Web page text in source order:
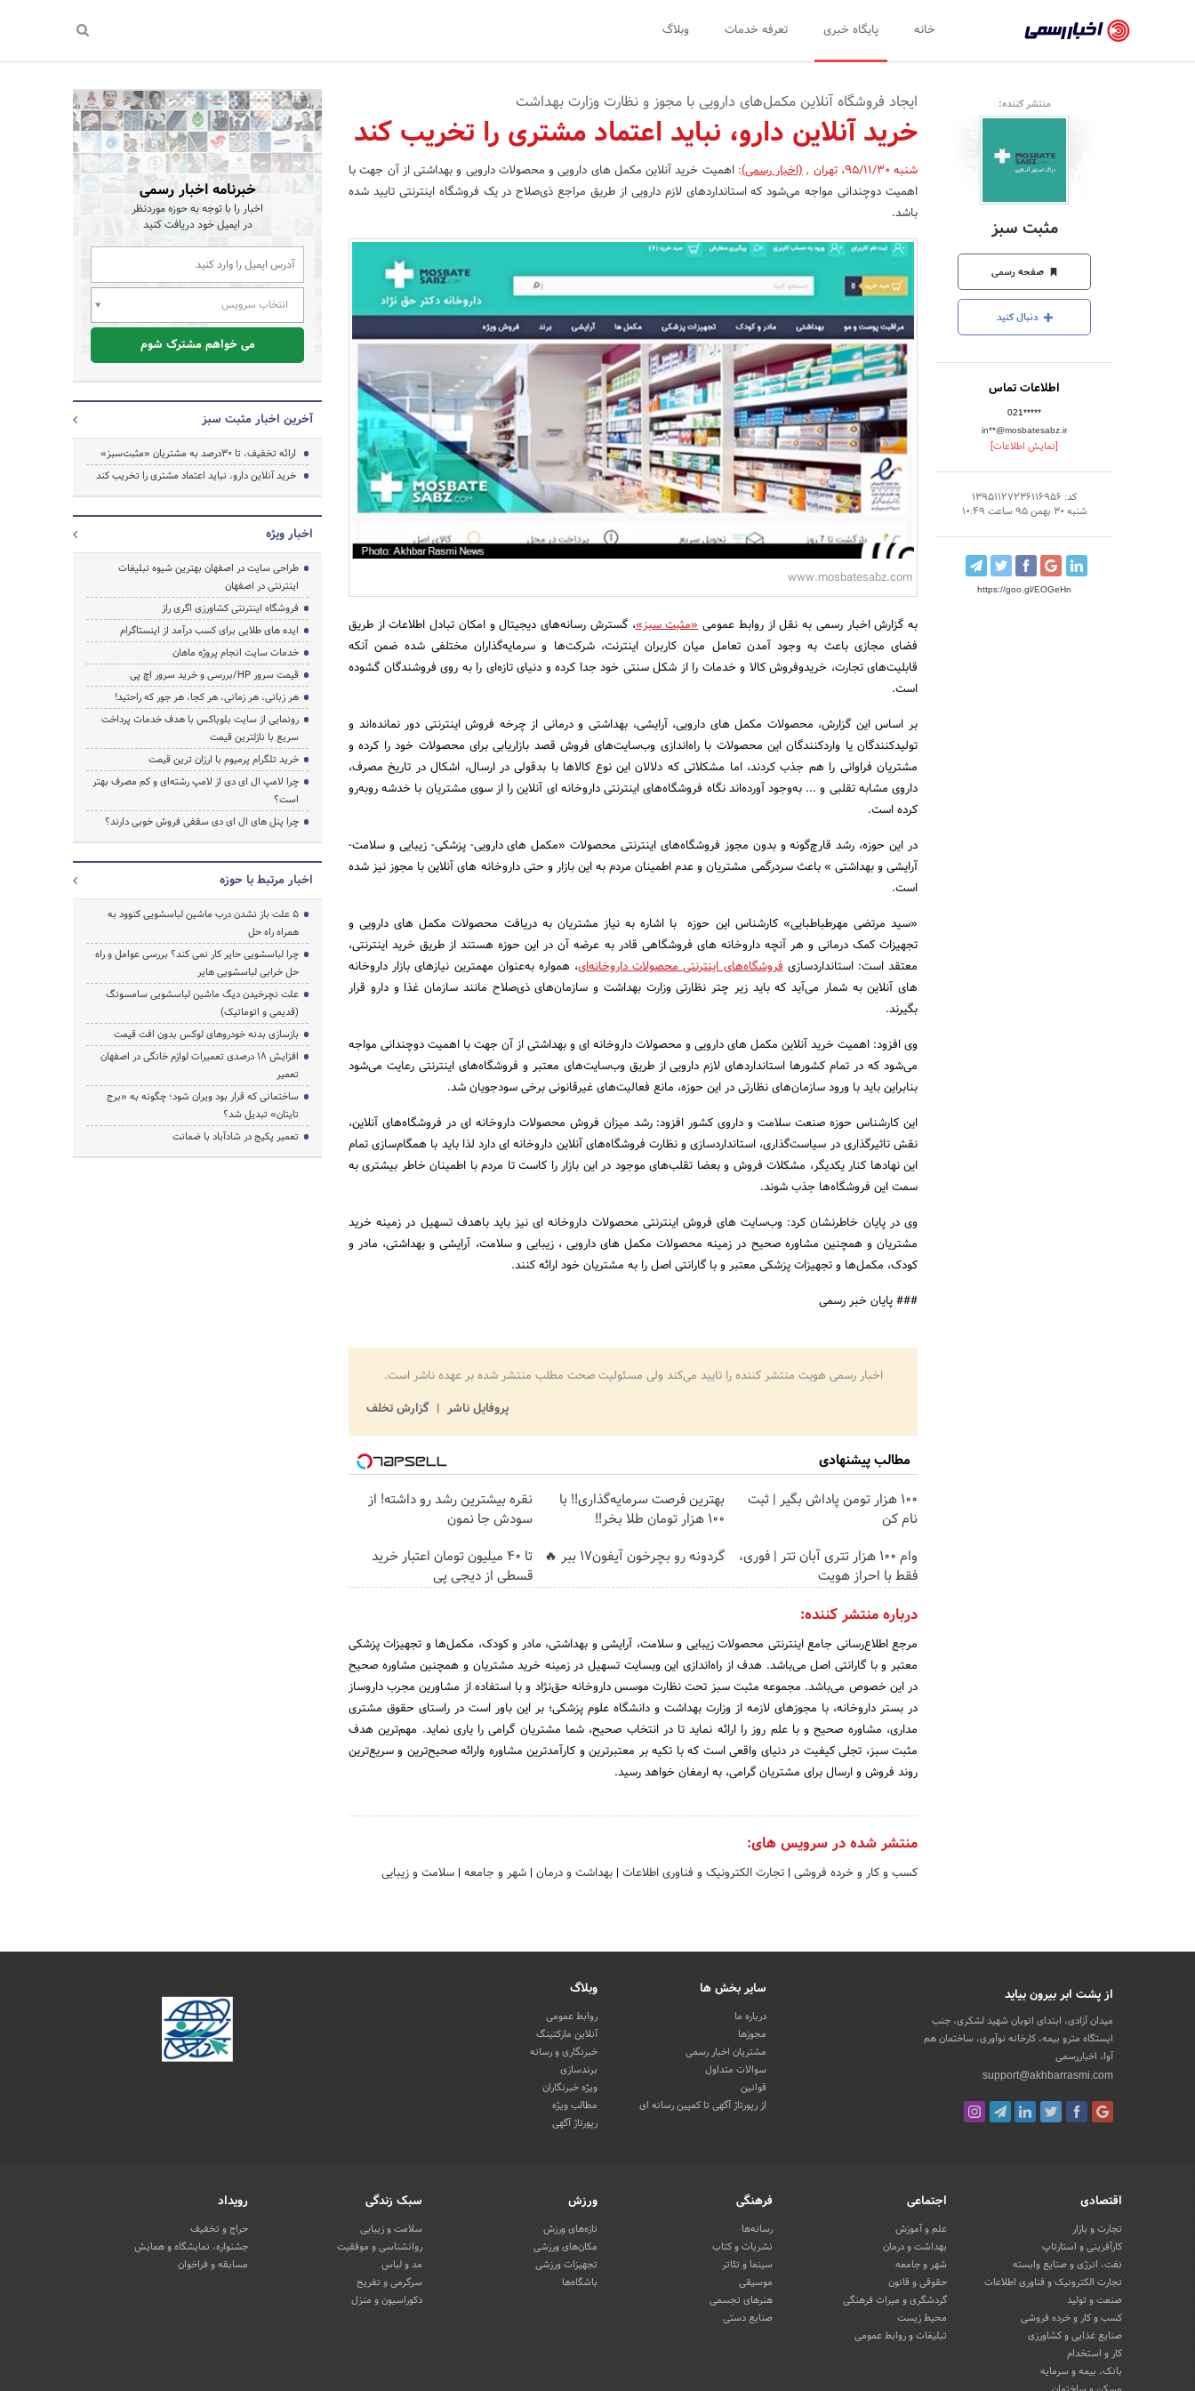
رسمی
-
اخبار
تایید
شده
شرکت‌ها،
سازمان‌ها
و
روابط
عمومی‌ها
خانه پایگاه خبری تعرفه خدمات وبلاگ
منتشر کننده:
مثبت سبز
صفحه رسمی
دنبال کنید
اطلاعات تماس
021*****
in**@mosbatesabz.ir
[نمایش اطلاعات]
کد: 13951127236116956
شنبه 30 بهمن 95 ساعت 10:49
https://goo.gl/EOGeHn
ایجاد فروشگاه‌ آنلاین مکمل‌های دارویی با مجوز و نظارت وزارت بهداشت
خرید آنلاین دارو، نباید اعتماد مشتری را تخریب کند
شنبه 95/11/30 ،تهران ,(اخبار رسمی):اهمیت خرید آنلاین مکمل های دارویی و محصولات دارویی و بهداشتی از آن جهت با
اهمیت دوچندانی مواجه می‌شود که استانداردهای لازم دارویی از طریق مراجع ذی‌صلاح در یک فروشگاه اینترنتی تایید شده
باشد.
www.mosbatesabz.com
به گزارش اخبار رسمی به نقل از روابط عمومی«مثبت سبز»، گسترش رسانه‌های دیجیتال و امکان تبادل اطلاعات از طریق
فضای مجازی باعث به وجود آمدن تعامل میان کاربران اینترنت، شرکت‌ها و سرمایه‌گذاران مختلفی شده ضمن آنکه
قابلیت‌های تجارت، خریدوفروش کالا و خدمات را از شکل سنتی خود جدا کرده و دنیای تازه‌ای را به روی فروشندگان گشوده
است.
بر اساس این گزارش، محصولات مکمل های دارویی، آرایشی، بهداشتی و درمانی از چرخه فروش اینترنتی دور نمانده‌اند و
تولیدکنندگان یا واردکنندگان این محصولات با راه‌اندازی وب‌سایت‌های فروش قصد بازاریابی برای محصولات خود را کرده و
مشتریان فراوانی را هم جذب کردند، اما مشکلاتی که دلالان این نوع کالاها با بدقولی‌‌ در ارسال، اشکال در تاریخ مصرف،
داروی مشابه تقلبی و ... به‌وجود آورده‌اند نگاه فروشگاه‌های اینترنتی داروخانه ای آنلاین را از سوی مشتریان با خدشه روبه‌رو
کرده است.
در این حوزه، رشد قارچ‌گونه و بدون مجوز فروشگاه‌های اینترنتی محصولات «مکمل های دارویی- پزشکی- زیبایی و سلامت-
آرایشی و بهداشتی » باعث سردرگمی مشتریان و عدم اطمینان مردم به این بازار و حتی داروخانه های آنلاین با مجوز نیز شده
است.
«سید مرتضی مهرطباطبایی» کارشناس این حوزه با اشاره به نیاز مشتریان به دریافت محصولات مکمل های دارویی و
تجهیزات کمک درمانی و هر آنچه داروخانه های فروشگاهی قادر به عرضه آن در این حوزه هستند از طریق خرید اینترنتی،
معتقد است: استانداردسازیفروشگاه‌های اینترنتی محصولات داروخانه‌ای، همواره به‌عنوان مهمترین نیازهای بازار داروخانه
های آنلاین به ‌شمار می‌آید که باید زیر چتر نظارتی وزارت بهداشت و سازمان‌های ذی‌صلاح مانند سازمان غذا و دارو قرار
بگیرند.
وی افزود: اهمیت خرید آنلاین مکمل های دارویی و محصولات داروخانه ای و بهداشتی از آن جهت با اهمیت دوچندانی مواجه
می‌شود که در تمام کشورها استانداردهای لازم دارویی از طریق وب‌سایت‌های معتبر و فروشگاه‌های اینترنتی رعایت می‌شود
بنابراین باید با ورود سازمان‌های نظارتی در این حوزه، مانع فعالیت‌های غیرقانونی برخی سودجویان شد.
این کارشناس حوزه صنعت سلامت و داروی کشور افزود: رشد میزان فروش محصولات داروخانه ای در فروشگاه‌های آنلاین،
نقش تاثیرگذاری در سیاست‌گذاری، استانداردسازی و نظارت فروشگاه‌های آنلاین داروخانه ای دارد لذا باید با همگام‌سازی تمام
این نهادها کنار یکدیگر، مشکلات فروش و بعضا تقلب‌های موجود در این بازار را کاست تا مردم با اطمینان خاطر بیشتری به
سمت این فروشگاه‌ها جذب شوند.
وی در پایان خاطرنشان کرد: وب‌سایت های فروش اینترنتی محصولات داروخانه ای نیز باید باهدف تسهیل در زمینه خرید
مشتریان و همچنین مشاوره صحیح در زمینه محصولات مکمل های دارویی ، زیبایی و سلامت، آرایشی و بهداشتی، مادر و
کودک، مکمل‌ها و تجهیزات پزشکی معتبر و با گارانتی اصل را به مشتریان خود ارائه کنند.
### پایان خبر رسمی
اخبار رسمی هویت منتشر کننده را تایید می‌کند ولی مسئولیت صحت مطلب منتشر شده بر عهده ناشر است.
پروفایل ناشر
گزارش تخلف
مطالب پیشنهادی
100 هزار تومن پاداش بگیر | ثبت
نام کن
بهترین فرصت سرمایه‌گذاری‼️ با
100 هزار تومان طلا بخر‼️
نقره بیشترین رشد رو داشته! از
سودش جا نمون
وام 100 هزار تتری آبان تتر | فوری،
فقط با احراز هویت
گردونه رو بچرخون آیفون17 ببر 🔥
تا ۴۰ میلیون تومان اعتبار خرید
قسطی از دیجی پی
درباره منتشر کننده:
مرجع اطلاع‌رسانی جامع اینترنتی محصولات زیبایی و سلامت، آرایشی و بهداشتی، مادر و کودک، مکمل‌ها و تجهیزات پزشکی
معتبر و با گارانتی اصل می‌باشد. هدف از راه‌اندازی این وبسایت تسهیل در زمینه خرید مشتریان و همچنین مشاوره صحیح
در این خصوص می‌باشد. مجموعه مثبت سبز تحت نظارت موسس داروخانه حق‌نژاد و با استفاده از مشاورین مجرب داروساز
در بستر داروخانه، با مجوزهای لازمه از وزارت بهداشت و دانشگاه علوم پزشکی؛ بر این باور است در راستای حقوق مشتری
مداری، مشاوره صحیح و با علم روز را ارائه نماید تا در انتخاب صحیح، شما مشتریان گرامی را یاری نماید. مهم‌ترین هدف
مثبت سبز، تجلی کیفیت در دنیای واقعی است که با تکیه بر معتبرترین و کارآمدترین مشاوره وارائه صحیح‌ترین و سریع‌ترین
روند فروش و ارسال برای مشتریان گرامی، به ارمغان خواهد رسید.
منتشر شده در سرویس های:
کسب و کار و خرده فروشی | تجارت الکترونیک و فناوری اطلاعات | بهداشت و درمان | شهر و جامعه | سلامت و زیبایی
خبرنامه اخبار رسمی
اخبار را با توجه به حوزه موردنظر
در ایمیل خود دریافت کنید
انتخاب سرویس
می خواهم مشترک شوم
آخرین اخبار مثبت سبز
ارائه تخفیف، تا 30درصد به مشتریان «مثبت‌سبز»
خرید آنلاین دارو، نباید اعتماد مشتری را تخریب کند
اخبار ویژه
طراحی سایت در اصفهان بهترین شیوه تبلیغات
اینترنتی در اصفهان
فروشگاه اینترنتی کشاورزی اگری راز
ایده های طلایی برای کسب درآمد از اینستاگرام
خدمات سایت انجام پروژه ماهان
قیمت سرور HP/بررسی و خرید سرور اچ پی
هر زبانی، هر زمانی، هر کجا، هر جور که راحتید!
رونمایی از سایت بلوباکس با هدف خدمات پرداخت
سریع با نازلترین قیمت
خرید تلگرام پرمیوم با ارزان ترین قیمت
چرا لامپ ال ای دی از لامپ رشته‌ای و کم مصرف بهتر
است؟
چرا پنل های ال ای دی سقفی فروش خوبی دارند؟
اخبار مرتبط با حوزه
5 علت باز نشدن درب ماشین لباسشویی کنوود به
همراه راه حل
چرا لباسشویی حایر کار نمی کند؟ بررسی عوامل و راه
حل خرابی لباسشویی هایر
علت نچرخیدن دیگ ماشین لباسشویی سامسونگ
(قدیمی و اتوماتیک)
بازسازی بدنه خودروهای لوکس بدون افت قیمت
افزایش ۱۸ درصدی تعمیرات لوازم خانگی در اصفهان
تعمیر
ساختمانی که قرار بود ویران شود؛ چگونه به «برج
تایتان» تبدیل شد؟
تعمیر پکیج در شادآباد با ضمانت
از پشت ابر بیرون بیاید
میدان آزادی، ابتدای اتوبان شهید لشکری، جنب
ایستگاه مترو بیمه، کارخانه نوآوری، ساختمان هم
آوا، اخباررسمی
support@akhbarrasmi.com
سایر بخش ها
درباره ما
مجوزها
مشتریان اخبار رسمی
سوالات متداول
قوانین
از رپورتاژ آگهی تا کمپین رسانه ای
وبلاگ
روابط عمومی
آنلاین مارکتینگ
خبرنگاری و رسانه
برندسازی
ویژه خبرنگاران
مطالب ویژه
رپورتاژ آگهی
اقتصادی
تجارت و بازار
کارآفرینی و استارتاپ
نفت، انرژی و صنایع وابسته
تجارت الکترونیک و فناوری اطلاعات
صنعت و تولید
کسب و کار و خرده فروشی
صنایع غذایی و کشاورزی
کار و استخدام
بانک، بیمه و سرمایه
اجتماعی
علم و آموزش
بهداشت و درمان
شهر و جامعه
حقوقی و قانون
گردشگری و میراث فرهنگی
محیط زیست
تبلیغات و روابط عمومی
فرهنگی
رسانه‌ها
نشریات و کتاب
سینما و تئاتر
موسیقی
هنرهای تجسمی
صنایع دستی
ورزش
تازه‌های ورزش
مکان‌های ورزشی
تجهیزات ورزشی
باشگاه‌ها
سبک زندگی
سلامت و زیبایی
روانشناسی و موفقیت
مد و لباس
سرگرمی و تفریح
دکوراسیون و منزل
رویداد
حراج و تخفیف
جشنواره، نمایشگاه و همایش
مسابقه و فراخوان